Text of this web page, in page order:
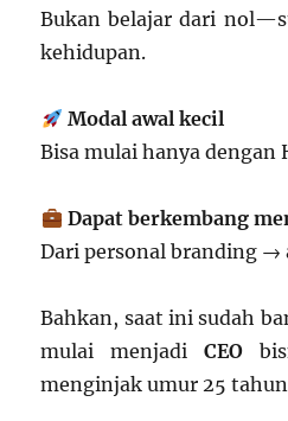
Bukan belajar dari
kehidupan.
Modal awal kecil
Bisa mulai hanya dengan
Dapat berkembang
Dari personal branding →
Bahkan, saat ini sudah
mulai menjadiCEO
menginjak umur 25